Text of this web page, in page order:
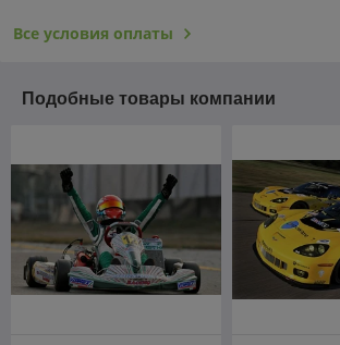
Все условия оплаты
Подобные товары компании